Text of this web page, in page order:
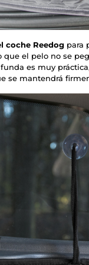
coche Reedog para
que el pelo no se
es muy
se mantendrá